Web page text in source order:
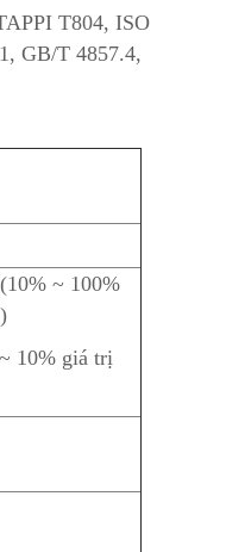
T804, ISO
GB/T 4857.4,
~ 100%
10% giá trị